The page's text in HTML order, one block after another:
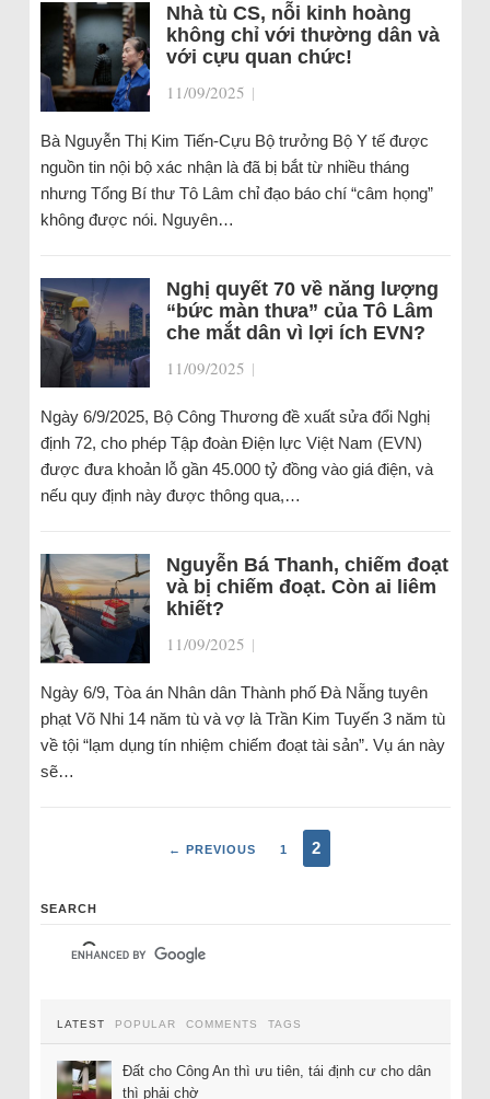
Nhà tù CS, nỗi kinh hoàng
không chỉ với thường dân và
với cựu quan chức!
11/09/2025 |
Bà Nguyễn Thị Kim Tiến-Cựu Bộ trưởng Bộ Y tế được
nguồn tin nội bộ xác nhận là đã bị bắt từ nhiều tháng
nhưng Tổng Bí thư Tô Lâm chỉ đạo báo chí “câm họng”
không được nói. Nguyên…
Nghị quyết 70 về năng lượng
“bức màn thưa” của Tô Lâm
che mắt dân vì lợi ích EVN?
11/09/2025 |
Ngày 6/9/2025, Bộ Công Thương đề xuất sửa đổi Nghị
định 72, cho phép Tập đoàn Điện lực Việt Nam (EVN)
được đưa khoản lỗ gần 45.000 tỷ đồng vào giá điện, và
nếu quy định này được thông qua,…
Nguyễn Bá Thanh, chiếm đoạt
và bị chiếm đoạt. Còn ai liêm
khiết?
11/09/2025 |
Ngày 6/9, Tòa án Nhân dân Thành phố Đà Nẵng tuyên
phạt Võ Nhi 14 năm tù và vợ là Trần Kim Tuyến 3 năm tù
về tội “lạm dụng tín nhiệm chiếm đoạt tài sản”. Vụ án này
sẽ…
← PREVIOUS 1 2
SEARCH
LATEST POPULAR COMMENTS TAGS
Đất cho Công An thì ưu tiên, tái định cư cho dân
thì phải chờ